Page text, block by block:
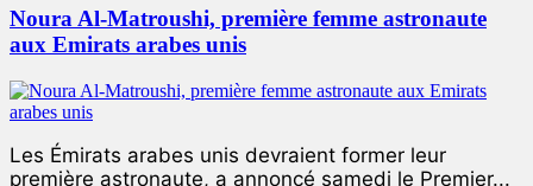
Noura Al-Matroushi, première femme astronaute
aux Emirats arabes unis
Les Émirats arabes unis devraient former leur
première astronaute, a annoncé samedi le Premier...